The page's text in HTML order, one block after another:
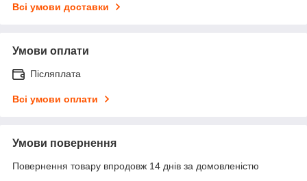
Всі умови доставки
Умови оплати
Післяплата
Всі умови оплати
Умови повернення
Повернення товару впродовж 14 днів за домовленістю